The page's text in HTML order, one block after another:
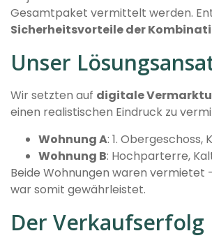
Gesamtpaket vermittelt werden.
Sicherheitsvorteile der
Unser
Wir setzten auf digitale
einen realistischen Eindruck zu
Wohnung A: 1.
Wohnung B: Hochparterre,
Beide Wohnungen waren vermietet
war somit gewährleistet.
Der Verkaufserfolg